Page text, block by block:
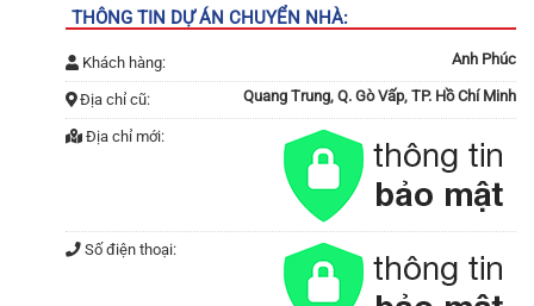
THÔNG TIN DỰ ÁN CHUYỂN NHÀ:
Khách hàng: Anh Phúc
Địa chỉ cũ: Quang Trung, Q. Gò Vấp, TP. Hồ Chí Minh
Địa chỉ mới:
Số điện thoại: